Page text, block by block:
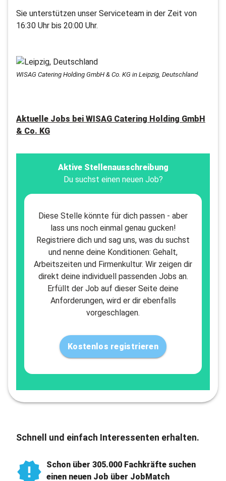
Sie unterstützen unser Serviceteam in der Zeit von
16:30 Uhr bis 20:00 Uhr.
WISAG Catering Holding GmbH & Co. KG in Leipzig, Deutschland
Aktuelle Jobs bei WISAG Catering Holding GmbH
& Co. KG
Aktive Stellenausschreibung
Du suchst einen neuen Job?
Diese Stelle könnte für dich passen - aber
lass uns noch einmal genau gucken!
Registriere dich und sag uns, was du suchst
und nenne deine Konditionen: Gehalt,
Arbeitszeiten und Firmenkultur. Wir zeigen dir
direkt deine individuell passenden Jobs an.
Erfüllt der Job auf dieser Seite deine
Anforderungen, wird er dir ebenfalls
vorgeschlagen.
Kostenlos registrieren
Schnell und einfach Interessenten erhalten.
Schon über 305.000 Fachkräfte suchen
einen neuen Job über JobMatch